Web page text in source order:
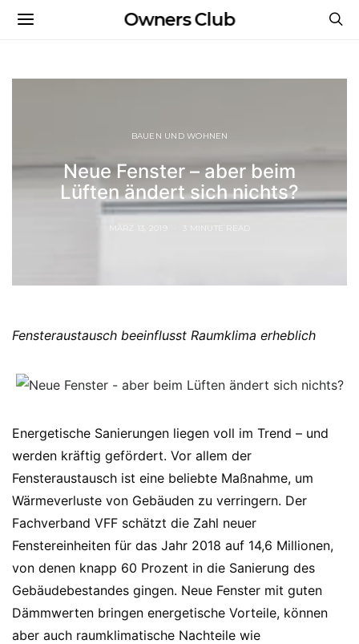
Owners Club
BAUEN UND WOHNEN
Neue Fenster – aber beim
Lüften ändert sich nichts?
3 MINUTE READ
Fensteraustausch beeinflusst Raumklima erheblich
Energetische Sanierungen liegen voll im Trend – und
werden kräftig gefördert. Vor allem der
Fensteraustausch ist eine beliebte Maßnahme, um
Wärmeverluste von Gebäuden zu verringern. Der
Fachverband VFF schätzt die Zahl neuer
Fenstereinheiten für das Jahr 2018 auf 14,6 Millionen,
von denen knapp 60 Prozent in die Sanierung des
Gebäudebestandes gingen. Neue Fenster mit guten
Dämmwerten bringen energetische Vorteile, können
aber auch raumklimatische Nachteile wie